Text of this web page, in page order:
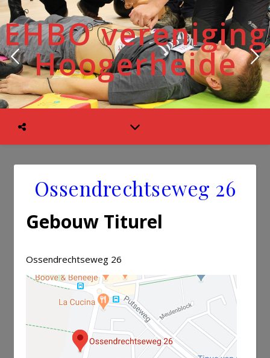
EHBO vereniging
Hoogerheide
Ossendrechtseweg 26
Gebouw Titurel
Ossendrechtseweg 26